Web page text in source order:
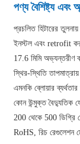
পণ্য বৈশিষ্ট্য এবং
প্রচলিত হিটারের
ইনস্টল এবং retrofit
17.6 মিমি অভ্যন্তরীণ
স্থির-স্থিতি
এমনকি ব্লোয়ার
কোন উন্মুক্ত বৈদ্যুতিক
200 থেকে 500 ডিগ্রি
RoHS, রিচ রেগুলেশন